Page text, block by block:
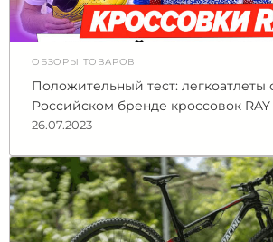
ОБЗОРЫ ТОВАРОВ
Положительный тест: легкоатлеты
Российском бренде кроссовок RAY
26.07.2023